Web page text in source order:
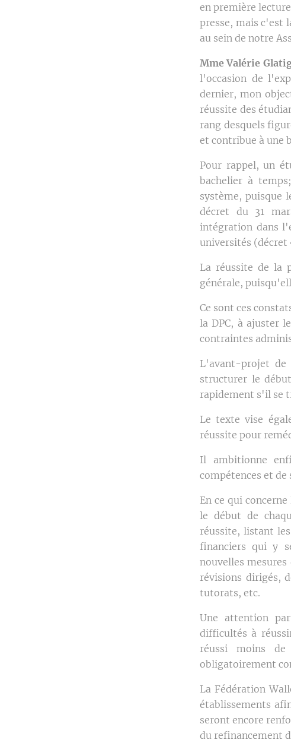
en première
presse, mais c'est
au sein de notre
Mme Valérie
l'occasion de
dernier, mon
réussite des
rang desquels
et contribue à une
Pour rappel, un
bachelier à
système, puisque
décret du 31
intégration dans
universités (décret
La réussite de la
générale,
Ce sont ces
la DPC, à ajuster
contraintes
L'avant-projet de
structurer le
rapidement s'il se
Le texte vise
réussite pour
Il ambitionne
compétences et
En ce qui
le début de
réussite, listant
financiers qui y
nouvelles
révisions dirigés,
tutorats, etc.
Une attention
difficultés à
réussi moins
obligatoirement
La Fédération
établissements
seront encore
du refinancement